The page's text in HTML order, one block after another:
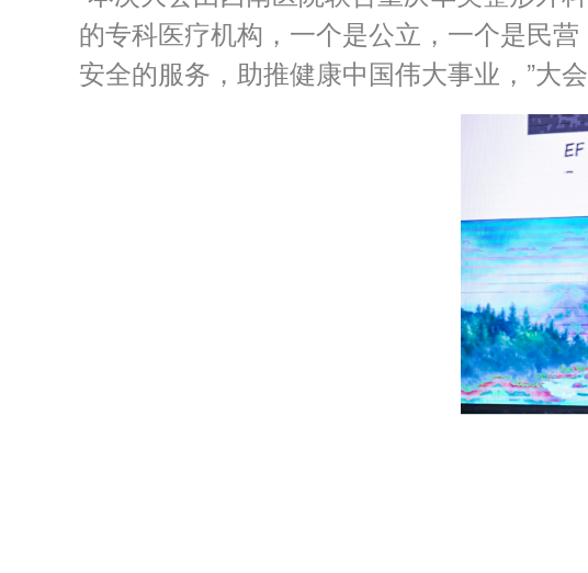
的专科医疗机构，一个是公立，一个是民
安全的服务，助推健康中国伟大事业，”大